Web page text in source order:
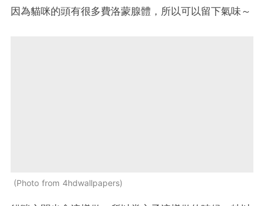
因為貓咪的頭有很多費洛蒙腺體，所以可以留下氣味～
Photo from 4hdwallpapers